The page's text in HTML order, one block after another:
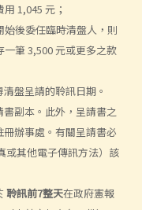
1,045 元；
後委任臨時清盤人，則
筆 3,500 元或更多之款
盤呈請的聆訊日期。
副本。此外，呈請書之
辦事處。有關呈請書必
或其他電子傳訊方法）該
聆訊前7整天在政府憲報
逗留於中國大陸，而沒
收到有關破產呈請書。T
果？
可能要承受甚麼法律責
受甚麼法律責任？
取甚麼行動?